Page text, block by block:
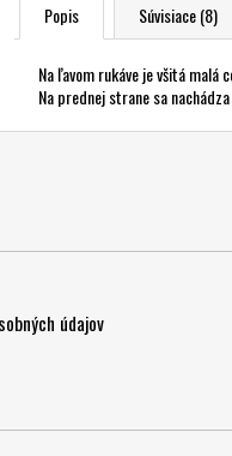
Popis Súvisiace (8)
Na ľavom rukáve je všitá malá
Na prednej strane sa
údajov